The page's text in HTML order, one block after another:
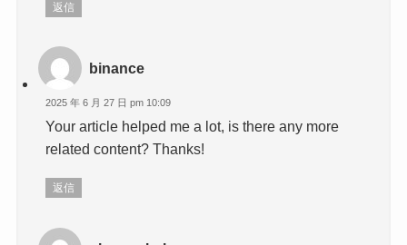
返信
binance
2025 年 6 月 27 日 pm 10:09
Your article helped me a lot, is there any more
related content? Thanks!
返信